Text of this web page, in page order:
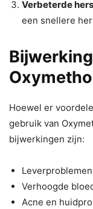
Verbeterde
een snellere
Hoewel er
gebruik van
bijwerkingen zijn:
Leverproblemen
Verhoogde
Acne en